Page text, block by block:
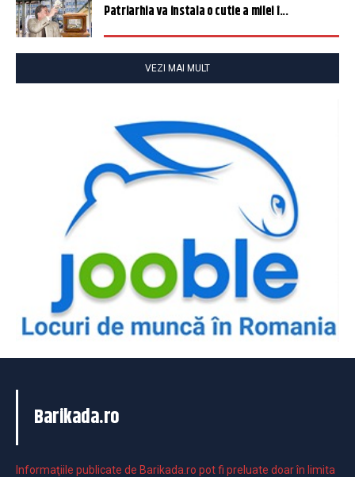
Patriarhia va instala o cutie a milei î...
VEZI MAI MULT
Barikada.ro
Informaţiile publicate de Barikada.ro pot fi preluate doar în limita